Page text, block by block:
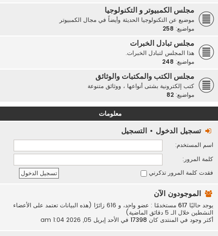
مجلس الكمبيوتر و التكنولوجيا
موضيع عن التكنولوجيا الحديثة وأيضاً في مجال الكمبيوتر
مواضيع: 258
مجلس تبادل الخبرات
هذا المجلس لتبادل الخبرات.
مواضيع: 248
مجلس الكتب والمكتبات والوثائق
كتب إلكترونية بشتى أنواعها ، ووثائق متنوعة
مواضيع: 82
معلومات
تسجيل الدخول • التسجيل
اسم المستخدم:
كلمة المرور:
فقدت كلمة المرور تذكرني
الموجودون الآن
يوجد حاليًا 617
مستخدمًا : عضو واحد، و 616 زائرًا (هذه البيانات تعتمد على الأعضاء
النشطين خلال الـ 5 دقائق الماضية)
أكثر وجود في المنتدى كان 17398 في الأحد إبريل 05, 2026 1:04 am